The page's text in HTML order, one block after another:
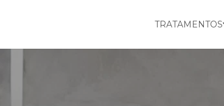
TRATAMENTOS